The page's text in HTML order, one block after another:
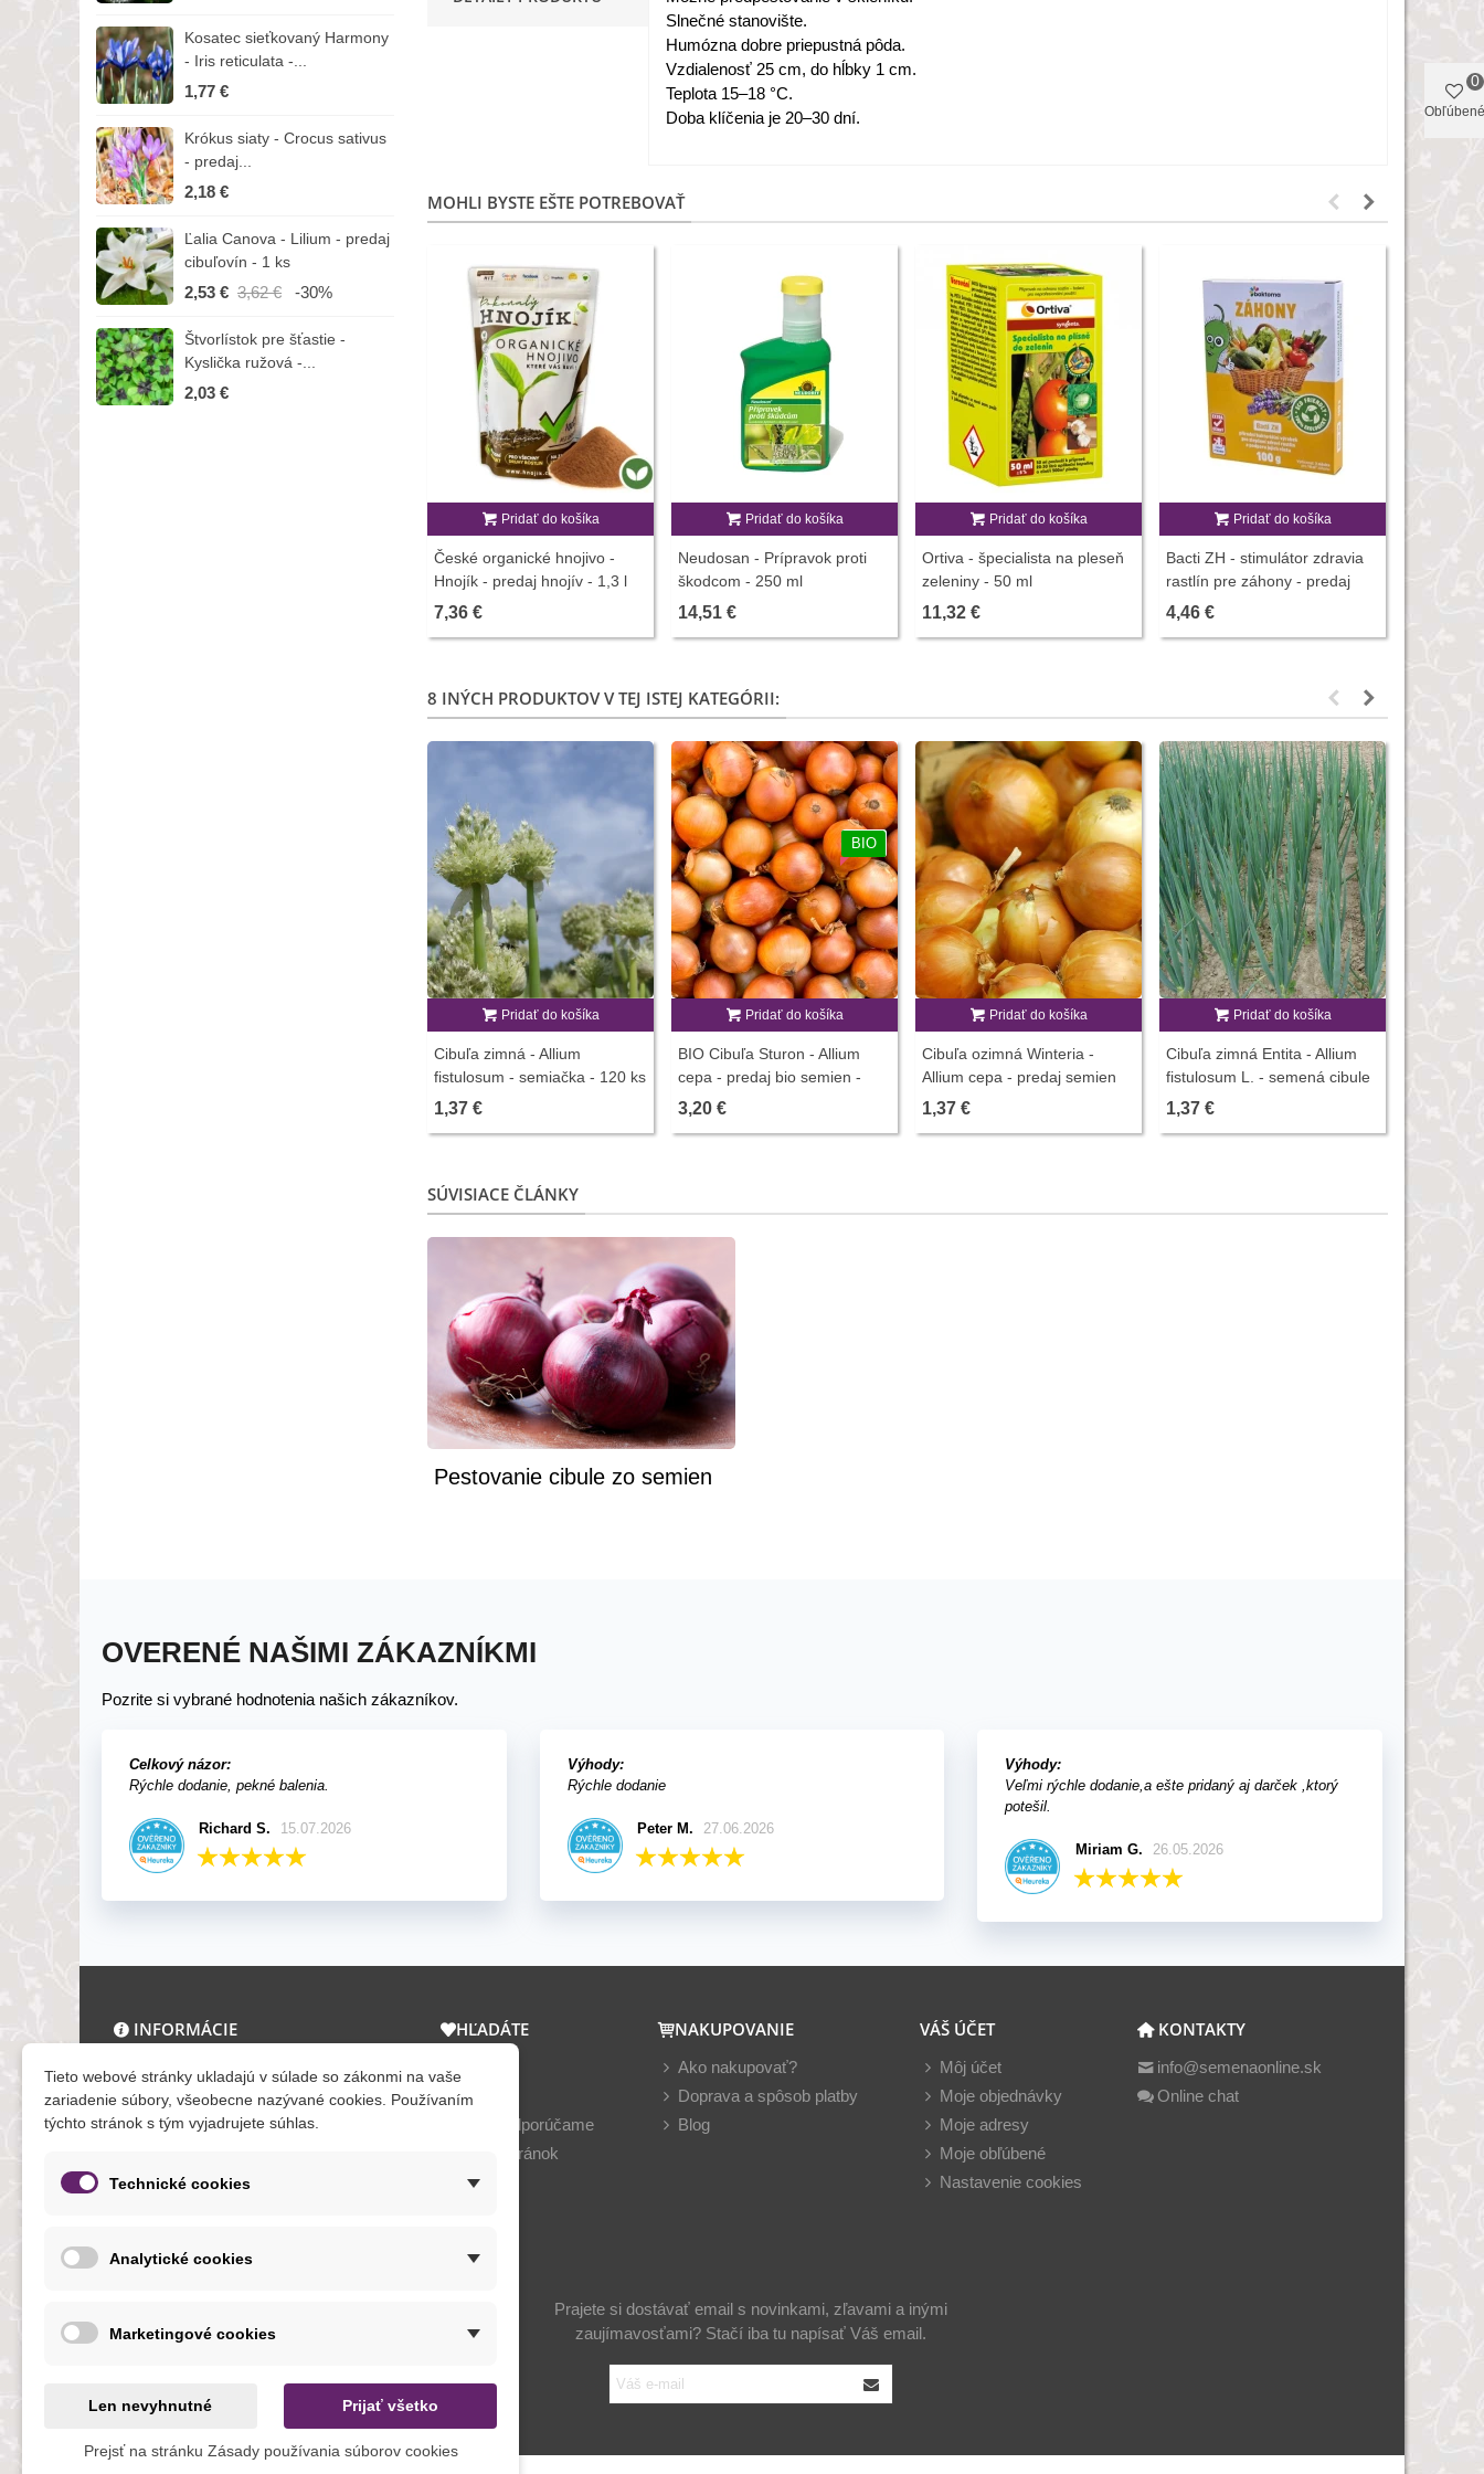
Kosatec sieťkovaný Harmony
- Iris reticulata -...
1,77 €
Krókus siaty - Crocus sativus
- predaj...
2,18 €
Ľalia Canova - Lilium - predaj
cibuľovín - 1 ks
2,53 € 3,62 € -30%
Štvorlístok pre šťastie -
Kyslička ružová -...
2,03 €
Kapucínka nízka - Alaska Mix
1,57 €
Iskerník plnokvetý modrý -
Ranunculus asiaticus...
1,82 €
Slnečné stanovište.
Humózna dobre priepustná pôda.
Vzdialenosť 25 cm, do hĺbky 1 cm.
Teplota 15–18 °C.
Doba klíčenia je 20–30 dní.
MOHLI BYSTE EŠTE POTREBOVAŤ
Pridať do košíka
České organické hnojivo -
Hnojík - predaj hnojív - 1,3 l
7,36 €
Pridať do košíka
Neudosan - Prípravok proti
škodcom - 250 ml
14,51 €
Pridať do košíka
Ortiva - špecialista na pleseň
zeleniny - 50 ml
11,32 €
Pridať do košíka
Bacti ZH - stimulátor zdravia
rastlín pre záhony - predaj
stimulátorov - 100 g
4,46 €
8 INÝCH PRODUKTOV V TEJ ISTEJ KATEGÓRII:
Pridať do košíka
Cibuľa zimná - Allium
fistulosum - semiačka - 120 ks
1,37 €
BIO
Pridať do košíka
BIO Cibuľa Sturon - Allium
cepa - predaj bio semien -
500 ks
3,20 €
Pridať do košíka
Cibuľa ozimná Winteria -
Allium cepa - predaj semien
cibule - 250 ks
1,37 €
Pridať do košíka
Cibuľa zimná Entita - Allium
fistulosum L. - semená cibule
- 150 ks
1,37 €
SÚVISIACE ČLÁNKY
Pestovanie cibule zo semien
OVERENÉ NAŠIMI ZÁKAZNÍKMI
Pozrite si vybrané hodnotenia našich zákazníkov.
Celkový názor:
Rýchle dodanie, pekné balenia.
Richard S. 15.07.2026
Výhody:
Rýchle dodanie
Peter M. 27.06.2026
Výhody:
Veľmi rýchle dodanie,a ešte pridaný aj darček ,ktorý
potešil.
Miriam G. 26.05.2026
INFORMÁCIE
O nás a kontakt
Obchodné podmienky
Ochrana osobných údajov
Formuláre
HĽADÁTE
Novinky
Teraz odporúčame
Mapa stránok
NAKUPOVANIE
Ako nakupovať?
Doprava a spôsob platby
Blog
VÁŠ ÚČET
Môj účet
Moje objednávky
Moje adresy
Moje obľúbené
Nastavenie cookies
KONTAKTY
info@semenaonline.sk
Online chat
NOVINKY
Prajete si dostávať email s novinkami, zľavami a inými
zaujímavosťami? Stačí iba tu napísať Váš email.
Obľúbené
0
Tieto webové stránky ukladajú v súlade so zákonmi na vaše
zariadenie súbory, všeobecne nazývané cookies. Používaním
týchto stránok s tým vyjadrujete súhlas.
Technické cookies
Analytické cookies
Marketingové cookies
Len nevyhnutné Prijať všetko
Prejsť na stránku Zásady používania súborov cookies